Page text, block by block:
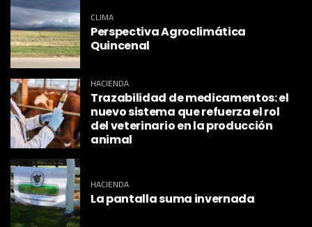
CLIMA
Perspectiva Agroclimática
Quincenal
HACIENDA
Trazabilidad de medicamentos: el
nuevo sistema que refuerza el rol
del veterinario en la producción
animal
HACIENDA
La pantalla suma invernada